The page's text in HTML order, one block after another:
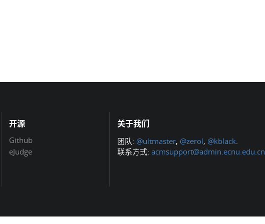
开源
Github
eJudge
关于我们
团队: @ultmaster, @zerol, @kblack
联系方式: acmsupport@admin.ecnu.edu.cn